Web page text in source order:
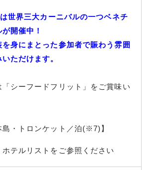
世界三大カーニバルの一つベネチ
開催中！
身にまとった参加者で賑わう雰囲
ただけます。
「シーフードフリット」をご賞味い
島・トロンケット／泊(※7)】
テルリストをご参照ください